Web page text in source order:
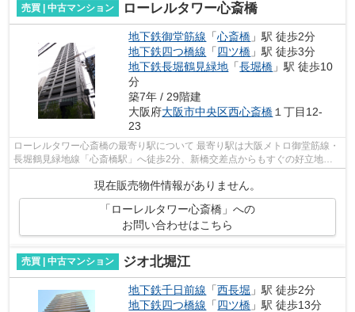
売買 | 中古マンション ローレルタワー心斎橋
地下鉄御堂筋線 「心斎橋 」駅 徒歩2分
地下鉄四つ橋線 「四ツ橋 」駅 徒歩3分
地下鉄長堀鶴見緑地 「長堀橋 」駅 徒歩10
分
築7年 / 29階建
大阪府大阪市中央区西心斎橋 １丁目12-
23
ローレルタワー心斎橋の最寄り駅について 最寄り駅は大阪メトロ御堂筋線・
長堀鶴見緑地線「心斎橋駅」へ徒歩2分、新橋交差点からもすぐの好立地に
現在販売物件情報がありません。
「ローレルタワー心斎橋」への
お問い合わせはこちら
売買 | 中古マンション ジオ北堀江
地下鉄千日前線 「西長堀 」駅 徒歩2分
地下鉄四つ橋線 「四ツ橋 」駅 徒歩13分